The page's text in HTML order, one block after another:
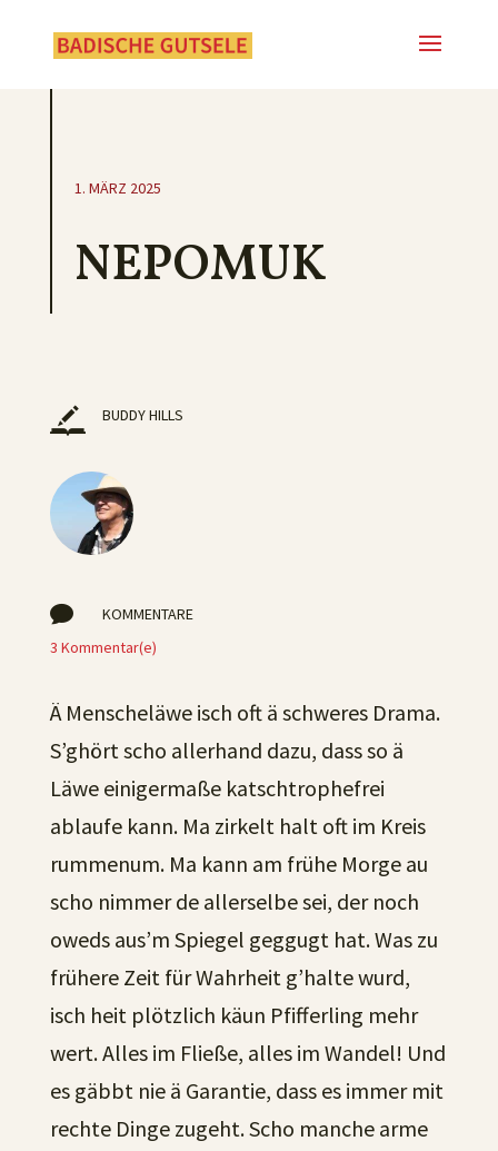
1. MÄRZ 2025
NEPOMUK
BUDDY HILLS

KOMMENTARE
3 Kommentar(e)
Ä Menscheläwe isch oft ä schweres Drama.
S’ghört scho allerhand dazu, dass so ä
Läwe einigermaße katschtrophefrei
ablaufe kann. Ma zirkelt halt oft im Kreis
rummenum. Ma kann am frühe Morge au
scho nimmer de allerselbe sei, der noch
oweds aus’m Spiegel geggugt hat. Was zu
frühere Zeit für Wahrheit g’halte wurd,
isch heit plötzlich käun Pfifferling mehr
wert. Alles im Fließe, alles im Wandel! Und
es gäbbt nie ä Garantie, dass es immer mit
rechte Dinge zugeht. Scho manche arme